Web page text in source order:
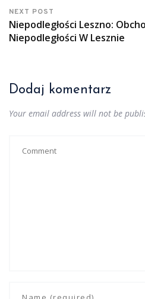
NEXT POST
Niepodległości Leszno:
Niepodległości W Lesznie
Dodaj komentarz
Your email address will not be